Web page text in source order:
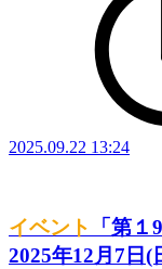
2025.09.22 13:24
イベント
「第
2025年